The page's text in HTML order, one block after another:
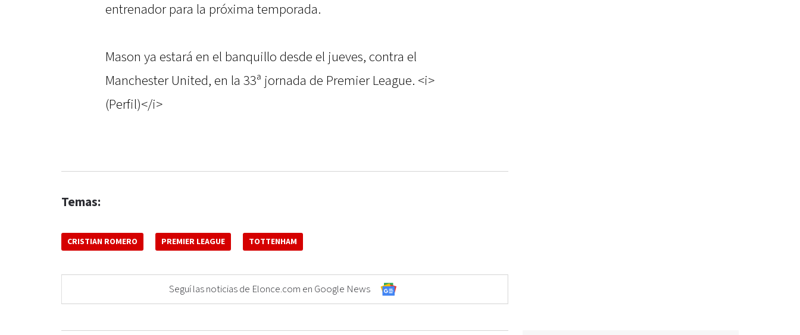
entrenador para la próxima temporada.
Mason ya estará en el banquillo desde el jueves, contra el
Manchester United, en la 33ª jornada de Premier League. <i>
(Perfil)</i>
Temas:
CRISTIAN ROMERO PREMIER LEAGUE TOTTENHAM
Seguí las noticias de Elonce.com en Google News